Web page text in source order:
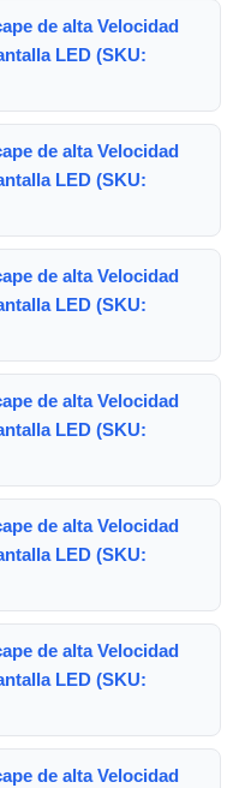
de alta Velocidad
LED (SKU:
de alta Velocidad
LED (SKU:
de alta Velocidad
LED (SKU:
de alta Velocidad
LED (SKU:
de alta Velocidad
LED (SKU:
de alta Velocidad
LED (SKU:
de alta Velocidad